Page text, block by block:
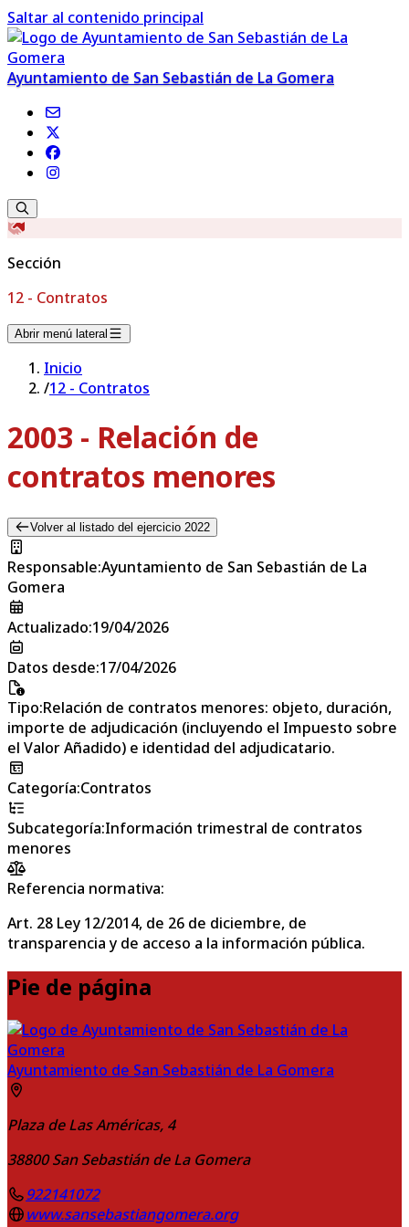
Saltar al contenido principal
Ayuntamiento de San Sebastián de La Gomera
Sección
12 - Contratos
Abrir menú lateral
Inicio
/12 - Contratos
2003 - Relación de
contratos menores
Volver al listado del ejercicio 2022
Responsable:Ayuntamiento de San Sebastián de La
Gomera
Actualizado:19/04/2026
Datos desde:17/04/2026
Tipo:Relación de contratos menores: objeto, duración,
importe de adjudicación (incluyendo el Impuesto sobre
el Valor Añadido) e identidad del adjudicatario.
Categoría:Contratos
Subcategoría:Información trimestral de contratos
menores
Referencia normativa:
Art. 28 Ley 12/2014, de 26 de diciembre, de
transparencia y de acceso a la información pública.
Pie de página
Ayuntamiento de San Sebastián de La Gomera
Plaza de Las Américas, 4
38800 San Sebastián de La Gomera
922141072
www.sansebastiangomera.org